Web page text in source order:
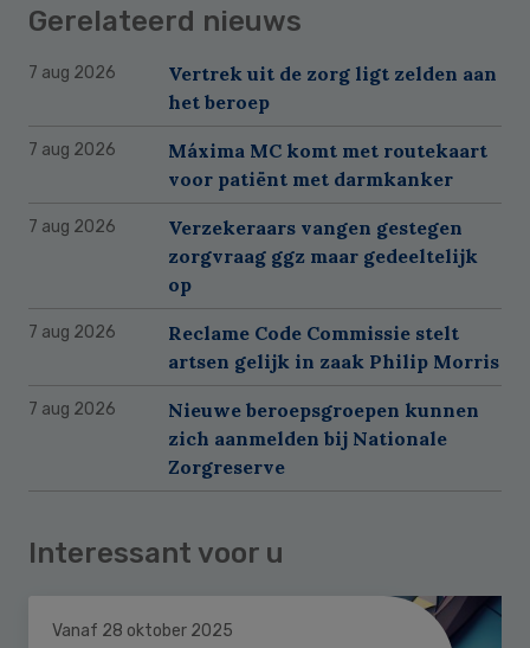
Gerelateerd nieuws
7 aug 2026
Vertrek uit de zorg ligt zelden aan
het beroep
7 aug 2026
Máxima MC komt met routekaart
voor patiënt met darmkanker
7 aug 2026
Verzekeraars vangen gestegen
zorgvraag ggz maar gedeeltelijk
op
7 aug 2026
Reclame Code Commissie stelt
artsen gelijk in zaak Philip Morris
7 aug 2026
Nieuwe beroepsgroepen kunnen
zich aanmelden bij Nationale
Zorgreserve
Interessant voor u
Vanaf 28 oktober 2025